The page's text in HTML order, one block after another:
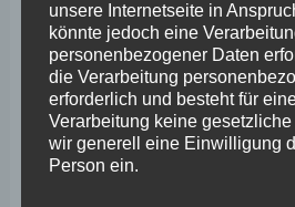
zu schleifen. Jeder Sieg
dazu, dass die Idee vom „fairen
Ferne rückt. Deutschland wird
eigenem sicherheitspolitischem
Unterstützung fortsetzen und
unsere Internetseite in
könnte jedoch eine
personenbezogener Daten
die Verarbeitung
erforderlich und besteht für
Verarbeitung keine
wir generell eine Einwilligung
Person ein.